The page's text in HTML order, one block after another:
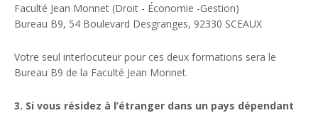
Faculté Jean Monnet (Droit - Économie -Gestion)
Bureau B9, 54 Boulevard Desgranges, 92330 SCEAUX
Votre seul interlocuteur pour ces deux formations sera le
Bureau B9 de la Faculté Jean Monnet.
3. Si vous résidez à l’étranger dans un pays dépendant